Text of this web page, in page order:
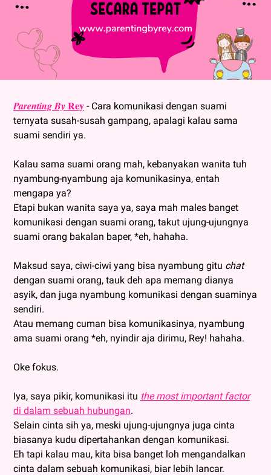
Parenting ByRey - Cara komunikasi dengan suami
ternyata susah-susah gampang, apalagi kalau sama
suami sendiri ya.
Kalau sama suami orang mah, kebanyakan wanita tuh
nyambung-nyambung aja komunikasinya, entah
mengapa ya?
Etapi bukan wanita saya ya, saya mah males banget
komunikasi dengan suami orang, takut ujung-ujungnya
suami orang bakalan baper, *eh, hahaha.
Maksud saya, ciwi-ciwi yang bisa nyambung gitu chat
dengan suami orang, tauk deh apa memang dianya
asyik, dan juga nyambung komunikasi dengan suaminya
sendiri.
Atau memang cuman bisa komunikasinya, nyambung
ama suami orang *eh, nyindir aja dirimu, Rey! hahaha.
Oke fokus.
Iya, saya pikir, komunikasi itu the most important factor
di dalam sebuah hubungan.
Selain cinta sih ya, meski ujung-ujungnya juga cinta
biasanya kudu dipertahankan dengan komunikasi.
Eh tapi kalau mau, kita bisa banget loh mengandalkan
cinta dalam sebuah komunikasi, biar lebih lancar.